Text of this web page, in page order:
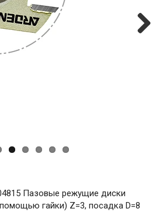
Пазовые режущие диски
гайки) Z=3, посадка D=8